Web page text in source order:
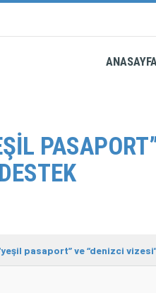
ANASAYFA
pasaport” ve “denizci